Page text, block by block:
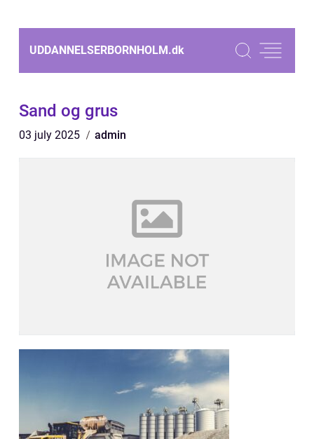
UDDANNELSERBORNHOLM.dk
Sand og grus
03 july 2025 admin